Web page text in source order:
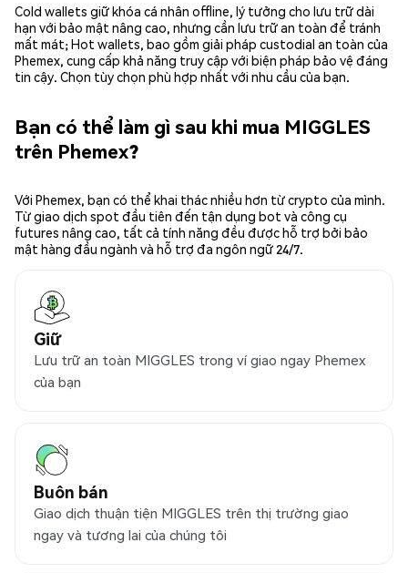
Cold wallets giữ khóa cá nhân offline, lý tưởng cho lưu trữ dài
hạn với bảo mật nâng cao, nhưng cần lưu trữ an toàn để tránh
mất mát; Hot wallets, bao gồm giải pháp custodial an toàn của
Phemex, cung cấp khả năng truy cập với biện pháp bảo vệ đáng
tin cậy. Chọn tùy chọn phù hợp nhất với nhu cầu của bạn.
Bạn có thể làm gì sau khi mua MIGGLES
trên Phemex?
Với Phemex, bạn có thể khai thác nhiều hơn từ crypto của mình.
Từ giao dịch spot đầu tiên đến tận dụng bot và công cụ
futures nâng cao, tất cả tính năng đều được hỗ trợ bởi bảo
mật hàng đầu ngành và hỗ trợ đa ngôn ngữ 24/7.
Giữ
Lưu trữ an toàn MIGGLES trong ví giao ngay Phemex
của bạn
Buôn bán
Giao dịch thuận tiện MIGGLES trên thị trường giao
ngay và tương lai của chúng tôi